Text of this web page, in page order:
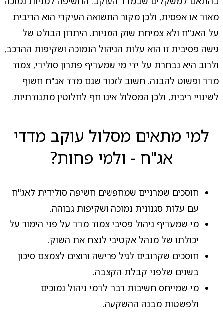
מאוד או אפסית, ולכן מקור התשואה העיקרי הוא הריבית
על האג"ח ולא צמיחת שוק המניות. היתרון הבולט של
גישה פסיבית זו הוא עלות הניהול הנמוכה ושקיפות ההרכב,
ולרוב היא נבחרת על ידי מי שמעדיף פתרון סולידי, צמוד
מדד ופשוט להבנה. חשוב לזכור שגם מדד אג"ח חשוף
לשינויי ריבית, ולכן המסלול אינו חף לחלוטין מתנודתיות.
למי מתאים מסלול עוקב מדדי
אג"ח - ולמי פחות?
חוסכים שמרניים שמחפשים חשיפה סולידית לאג"ח
עם עלות סגנונית נמוכה ושקיפות גבוהה.
מי שמעדיף ניהול פסיבי צמוד מדד על פני הימור על
יכולתו של מנהל אקטיבי לנצח את השוק.
חוסכים שקרובים לגיל פרישה ורוצים לצמצם סיכון
בשנים שלפני קבלת הקצבה.
מי שמייחס חשיבות רבה לדמי ניהול נמוכים
ולפשטות מבנה ההשקעה.